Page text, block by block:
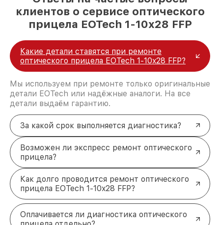
клиентов о сервисе оптического
прицела EOTech 1-10x28 FFP
Какие детали ставятся при ремонте
оптического прицела EOTech 1-10x28 FFP?
Мы используем при ремонте только оригинальные
детали EOTech или надёжные аналоги. На все
детали выдаём гарантию.
За какой срок выполняется диагностика?
Возможен ли экспресс ремонт оптического
прицела?
Как долго проводится ремонт оптического
прицела EOTech 1-10x28 FFP?
Оплачивается ли диагностика оптического